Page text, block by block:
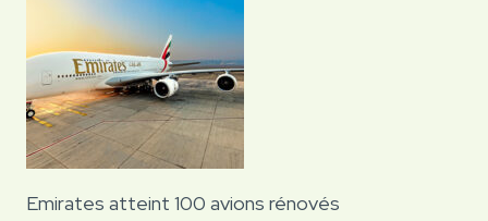
Emirates atteint 100 avions rénovés